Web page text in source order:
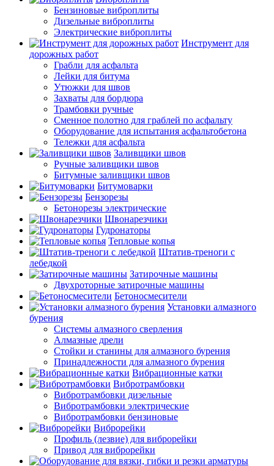
Бензиновые виброплиты
Дизельные виброплиты
Электрические виброплиты
Инструмент для
дорожных работ
Грабли для асфальта
Лейки для битума
Утюжки для швов
Захваты для бордюра
Трамбовки ручные
Сменное полотно для граблей по асфальту
Оборудование для испытания асфальтобетона
Тележки для асфальта
Заливщики швов
Ручные заливщики швов
Битумные заливщики швов
Битумоварки
Бензорезы
Бетонорезы электрические
Швонарезчики
Гудронаторы
Тепловые копья
Штатив-треноги с
лебедкой
Затирочные машины
Двухроторные затирочные машины
Бетоносмесители
Установки алмазного
бурения
Системы алмазного сверления
Алмазные дрели
Стойки и станины для алмазного бурения
Принадлежности для алмазного бурения
Вибрационные катки
Вибротрамбовки
Вибротрамбовки дизельные
Вибротрамбовки электрические
Вибротрамбовки бензиновые
Виброрейки
Профиль (лезвие) для виброрейки
Привод для виброрейки